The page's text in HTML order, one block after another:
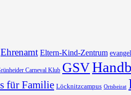
Ehrenamt Eltern-Kind-Zentrum
Carneval Klub GSV
für Familie Löcknitzcampus Ortsbeirat